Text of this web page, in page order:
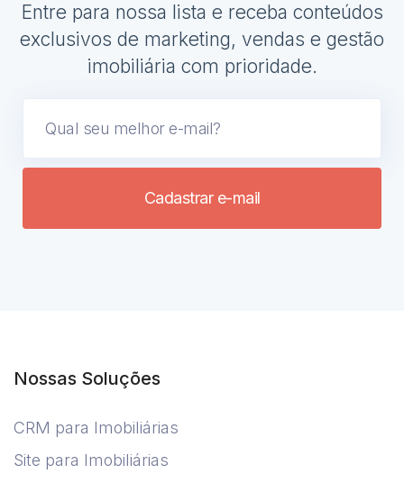
Entre para nossa lista e receba conteúdos
exclusivos de marketing, vendas e gestão
imobiliária com prioridade.
Cadastrar e-mail
Nossas Soluções
CRM para Imobiliárias
Site para Imobiliárias